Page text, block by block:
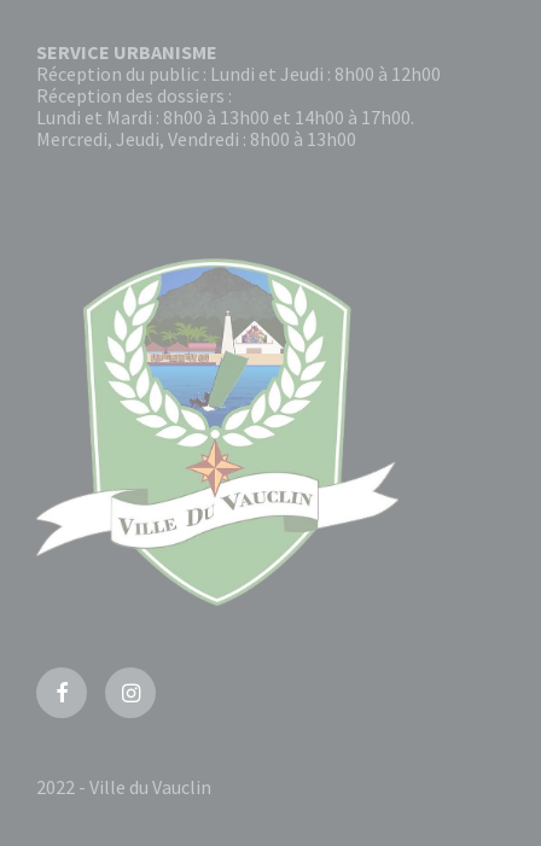
SERVICE URBANISME
Réception du public : Lundi et Jeudi : 8h00 à 12h00
Réception des dossiers :
Lundi et Mardi : 8h00 à 13h00 et 14h00 à 17h00.
Mercredi, Jeudi, Vendredi : 8h00 à 13h00
FacebookInstagram
2022 - Ville du Vauclin